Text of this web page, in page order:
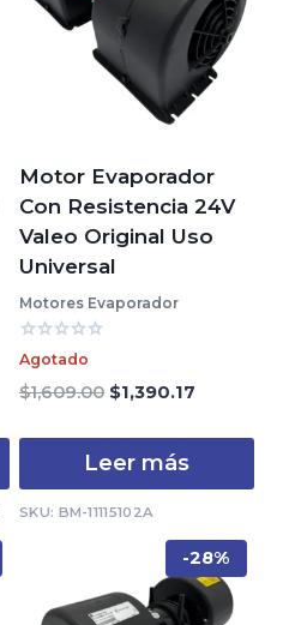
Motor Evaporador
Con Resistencia 24V
Valeo Original Uso
Universal
Motores Evaporador
Valorado
con
0
de
Agotado
$1,609.00 El
era:
$1,390.17
Leer más
SKU: BM-11115102A
-28%